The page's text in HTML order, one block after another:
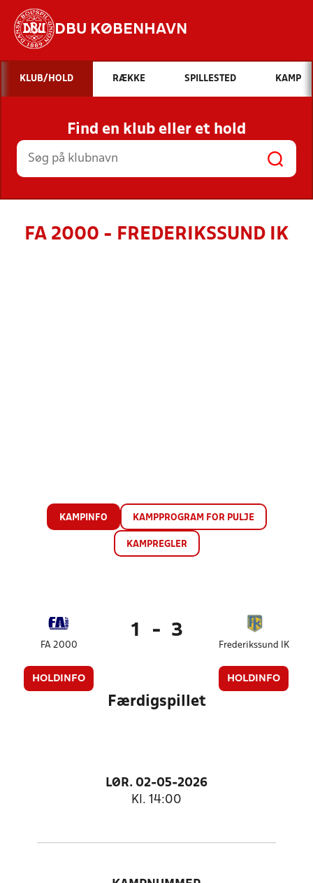
DBU KØBENHAVN
Hvad vil du søge efter?
INDHOLD OG NYHEDER
STILLINGER, RESULTATER, KLUBBER OG
HOLD
KLUB/HOLD RÆKKE SPILLESTED KAMP
Find en klub eller et hold
FA 2000 - FREDERIKSSUND IK
KAMPINFO KAMPPROGRAM FOR PULJE
KAMPREGLER
FA 2000
HOLDINFO
1 - 3
Frederikssund IK
HOLDINFO
Færdigspillet
LØR. 02-05-2026
Kl. 14:00